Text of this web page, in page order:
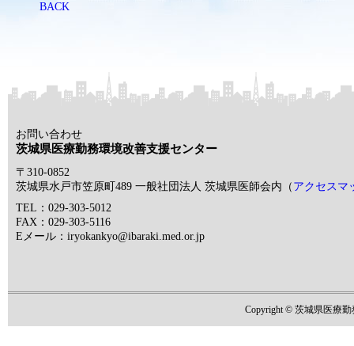
BACK
お問い合わせ
茨城県医療勤務環境改善支援センター
〒310-0852
茨城県水戸市笠原町489 一般社団法人 茨城県医師会内（ アクセスマ
TEL：029-303-5012
FAX：029-303-5116
Eメール：iryokankyo@ibaraki.med.or.jp
Copyright © 茨城県医療勤